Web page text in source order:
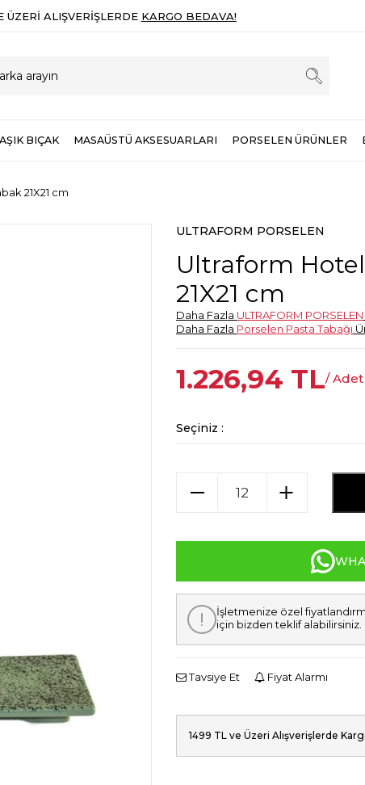
ÜZERI ALIŞVERIŞLERDE KARGO BEDAVA!
BIÇAK MASAÜSTÜ AKSESUARLARI PORSELEN ÜRÜNLER
21X21 cm
ULTRAFORM PORSELEN
Ultraform
21X21 cm
Daha Fazla ULTRAFORM PORSELEN
Daha Fazla Porselen Pasta Tabağı
1.226,94 TL/ Adet
Seçiniz :
İşletmenize özel
için bizden teklif alabilirsiniz.
Tavsiye Et Fiyat Alarmı
1499 TL ve Üzeri Alışverişlerde